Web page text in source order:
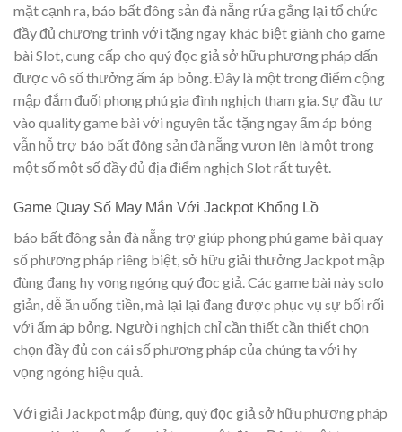
mặt cạnh ra, báo bất đông sản đà nẵng rứa gắng lại tổ chức
đầy đủ chương trình với tặng ngay khác biệt giành cho game
bài Slot, cung cấp cho quý đọc giả sở hữu phương pháp dấn
được vô số thưởng ấm áp bỏng. Đây là một trong điểm cộng
mập đắm đuối phong phú gia đình nghịch tham gia. Sự đầu tư
vào quality game bài với nguyên tắc tặng ngay ấm áp bỏng
vẫn hỗ trợ báo bất đông sản đà nẵng vươn lên là một trong
một số một số đầy đủ địa điểm nghịch Slot rất tuyệt.
Game Quay Số May Mắn Với Jackpot Khổng Lồ
báo bất đông sản đà nẵng trợ giúp phong phú game bài quay
số phương pháp riêng biệt, sở hữu giải thưởng Jackpot mập
đùng đang hy vọng ngóng quý đọc giả. Các game bài này solo
giản, dễ ăn uống tiền, mà lại lại đang được phục vụ sự bối rối
với ấm áp bỏng. Người nghịch chỉ cần thiết cần thiết chọn
chọn đầy đủ con cái số phương pháp của chúng ta với hy
vọng ngóng hiệu quả.
Với giải Jackpot mập đùng, quý đọc giả sở hữu phương pháp